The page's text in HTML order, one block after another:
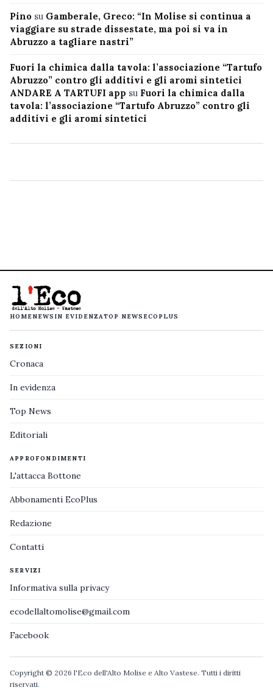
Pino su Gamberale, Greco: “In Molise si continua a
viaggiare su strade dissestate, ma poi si va in
Abruzzo a tagliare nastri”
Fuori la chimica dalla tavola: l’associazione “Tartufo
Abruzzo” contro gli additivi e gli aromi sintetici
ANDARE A TARTUFI app su Fuori la chimica dalla
tavola: l’associazione “Tartufo Abruzzo” contro gli
additivi e gli aromi sintetici
HOMENEWS IN EVIDENZATOP NEWS ECOPLUS
SEZIONI
Cronaca
In evidenza
Top News
Editoriali
APPROFONDIMENTI
L'attacca Bottone
Abbonamenti EcoPlus
Redazione
Contatti
SERVIZI
Informativa sulla privacy
ecodellaltomolise@gmail.com
Facebook
Copyright © 2026 l'Eco dell'Alto Molise e Alto Vastese. Tutti i diritti
riservati.